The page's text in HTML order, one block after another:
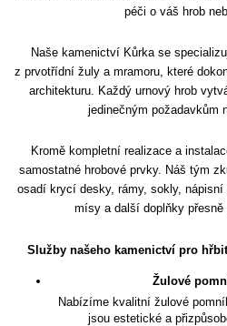
péči o váš hrob
Naše kamenictví Kůrka se
z prvotřídní žuly a mramoru, které
architekturu. Každý urnový hrob
jedinečným požadavkům
Kromě kompletní realizace a
samostatné hrobové prvky. Náš tým
osadí krycí desky, rámy, sokly,
mísy a další doplňky přesně
Služby našeho kamenictví pro
Žulové
Nabízíme kvalitní žulové
jsou estetické a